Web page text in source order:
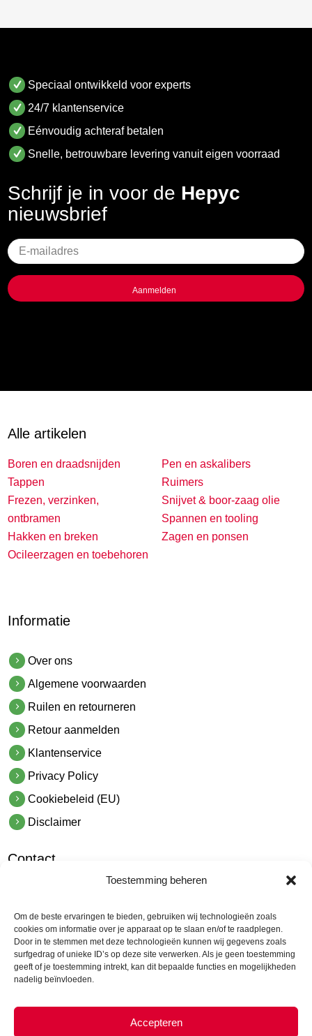
Toestemming beheren
Om de beste ervaringen te bieden, gebruiken wij technologieën zoals
cookies om informatie over je apparaat op te slaan en/of te raadplegen.
Door in te stemmen met deze technologieën kunnen wij gegevens zoals
surfgedrag of unieke ID’s op deze site verwerken. Als je geen toestemming
geeft of je toestemming intrekt, kan dit bepaalde functies en mogelijkheden
nadelig beïnvloeden.
Accepteren
Speciaal ontwikkeld voor experts
24/7 klantenservice
Eénvoudig achteraf betalen
Snelle, betrouwbare levering vanuit eigen voorraad
Schrijf je in voor de Hepyc
nieuwsbrief
Geen
titel
Alle artikelen
Boren en draadsnijden
Tappen
Frezen, verzinken,
ontbramen
Hakken en breken
Ocileerzagen en toebehoren
Pen en askalibers
Ruimers
Snijvet & boor-zaag olie
Spannen en tooling
Zagen en ponsen
Informatie
Over ons
Algemene voorwaarden
Ruilen en retourneren
Retour aanmelden
Klantenservice
Privacy Policy
Cookiebeleid (EU)
Disclaimer
Contact
t.0228 53 00 40
e.info@hetindustriehuis.com
KVK 51483904
BTW NL850044522B01